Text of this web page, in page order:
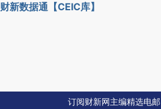
财新数据通【CEIC库】
订阅财新网主编精选电邮